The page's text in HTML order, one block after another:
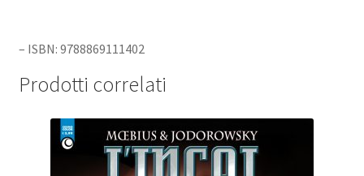
– ISBN: 9788869111402
Prodotti correlati